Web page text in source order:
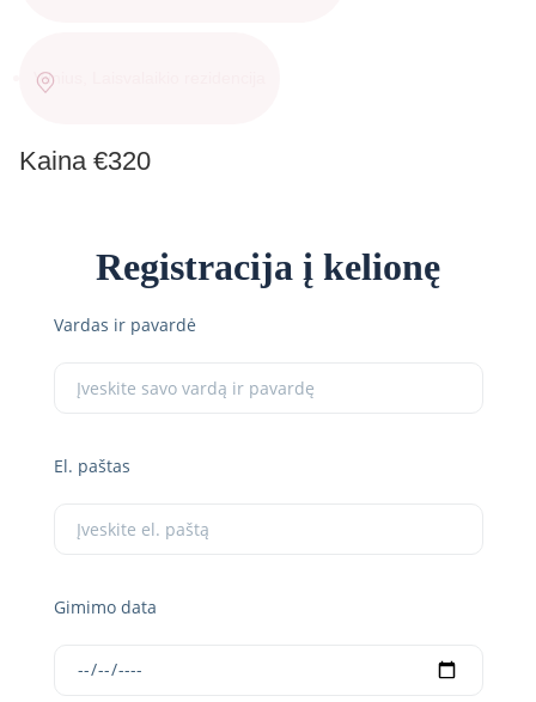
Vilnius, Laisvalaikio rezidencija
Kaina €320
Registracija į kelionę
Vardas ir pavardė
El. paštas
Gimimo data